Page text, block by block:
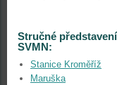
Stručné
SVMN:
Stanice Kroměříž
Maruška